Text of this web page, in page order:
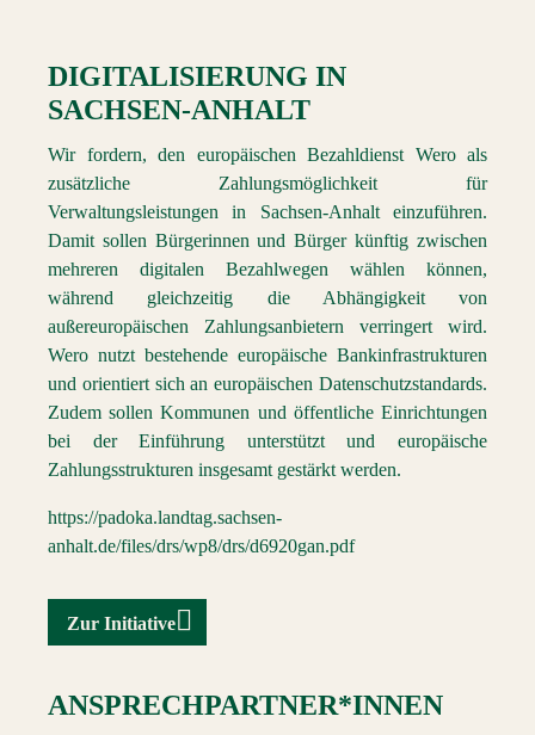
DIGITALISIERUNG IN
SACHSEN-ANHALT
Wir fordern, den europäischen Bezahldienst Wero als
zusätzliche Zahlungsmöglichkeit für
Verwaltungsleistungen in Sachsen-Anhalt einzuführen.
Damit sollen Bürgerinnen und Bürger künftig zwischen
mehreren digitalen Bezahlwegen wählen können,
während gleichzeitig die Abhängigkeit von
außereuropäischen Zahlungsanbietern verringert wird.
Wero nutzt bestehende europäische Bankinfrastrukturen
und orientiert sich an europäischen Datenschutzstandards.
Zudem sollen Kommunen und öffentliche Einrichtungen
bei der Einführung unterstützt und europäische
Zahlungsstrukturen insgesamt gestärkt werden.
https://padoka.landtag.sachsen-
anhalt.de/files/drs/wp8/drs/d6920gan.pdf
Zur Initiative
ANSPRECHPARTNER*INNEN